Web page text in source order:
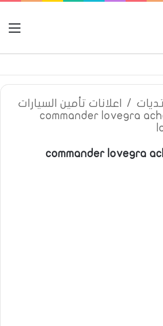
/
اعلانات تأمين السيارات
commander lovegra
commander lovegra